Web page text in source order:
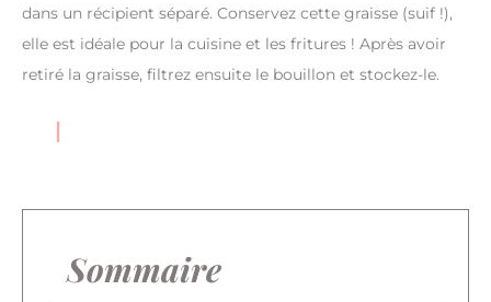
dans un récipient séparé. Conservez cette graisse (suif !),
elle est idéale pour la cuisine et les fritures ! Après avoir
retiré la graisse, filtrez ensuite le bouillon et stockez-le.
Sommaire